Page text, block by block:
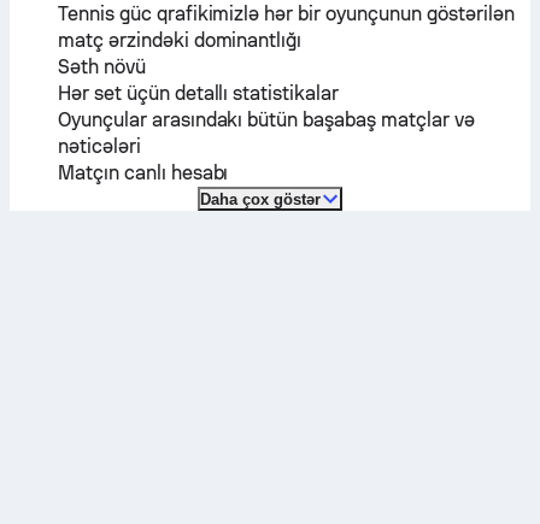
Tennis güc qrafikimizlə hər bir oyunçunun göstərilən
matç ərzindəki dominantlığı
Səth növü
Hər set üçün detallı statistikalar
Oyunçular arasındakı bütün başabaş matçlar və
nəticələri
Matçın canlı hesabı
Daha çox göstər